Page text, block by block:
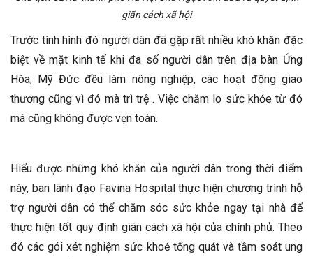
giãn cách xã hội
Trước tình hình đó người dân đã gặp rất nhiều khó khăn đặc
biệt về mặt kinh tế khi đa số người dân trên địa bàn Ứng
Hòa, Mỹ Đức đều làm nông nghiệp, các hoạt động giao
thương cũng vì đó mà trì trệ . Việc chăm lo sức khỏe từ đó
mà cũng không được vẹn toàn.
Hiểu được những khó khăn của người dân trong thời điểm
này, ban lãnh đạo Favina Hospital thực hiện chương trình hỗ
trợ người dân có thể chăm sóc sức khỏe ngay tại nhà để
thực hiện tốt quy định giãn cách xã hội của chính phủ. Theo
đó các gói xét nghiệm sức khoẻ tổng quát và tầm soát ung